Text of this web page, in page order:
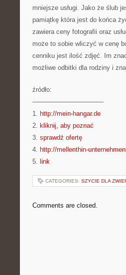
mniejsze usługi. Jako że ślub
pamiątkę która jest do końca
zawiera ceny fotografii oraz
może to sobie wliczyć w cenę
cenniku jest ilość zdjęć. Im
możliwe odbitki dla rodziny i
źródło:
———————————
1. http://mein-hangar.de
2. kliknij, aby poznać
3. sprawdź ofertę
4. http://mellenthin-
5. link
CATEGORIES: SZYCIE DLA
Comments are closed.